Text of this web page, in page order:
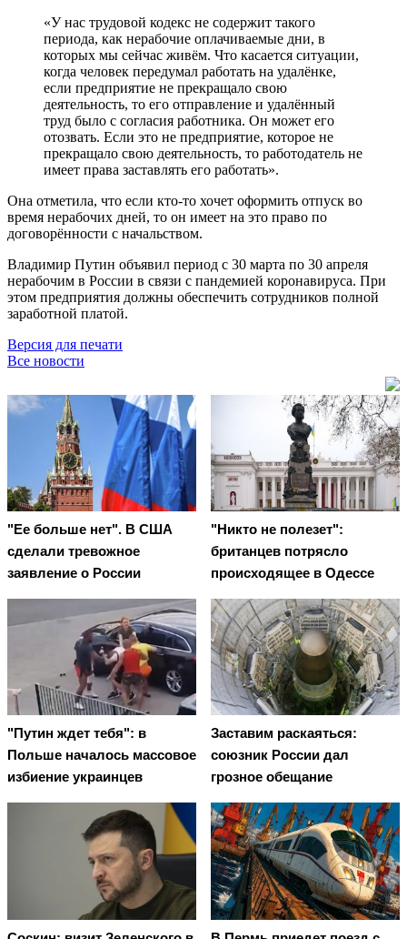
«У нас трудовой кодекс не содержит такого
периода, как нерабочие оплачиваемые дни, в
которых мы сейчас живём. Что касается ситуации,
когда человек передумал работать на удалёнке,
если предприятие не прекращало свою
деятельность, то его отправление и удалённый
труд было с согласия работника. Он может его
отозвать. Если это не предприятие, которое не
прекращало свою деятельность, то работодатель не
имеет права заставлять его работать».
Она отметила, что если кто-то хочет оформить отпуск во
время нерабочих дней, то он имеет на это право по
договорённости с начальством.
Владимир Путин объявил период с 30 марта по 30 апреля
нерабочим в России в связи с пандемией коронавируса. При
этом предприятия должны обеспечить сотрудников полной
заработной платой.
Версия для печати
Все новости
"Ее больше нет". В США
сделали тревожное
заявление о России
"Никто не полезет":
британцев потрясло
происходящее в Одессе
"Путин ждет тебя": в
Польше началось массовое
избиение украинцев
Заставим раскаяться:
союзник России дал
грозное обещание